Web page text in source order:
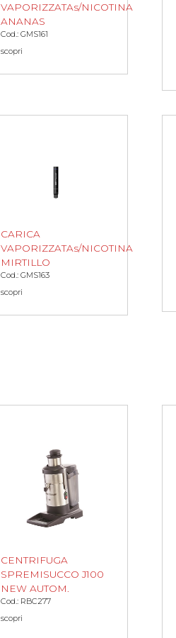
VAPORIZZATAs/NICOTINA
ANANAS
Cod.: GMS161
scopri
CARICA
VAPORIZZATAs/NICOTINA
MIRTILLO
Cod.: GMS163
scopri
CENTRIFUGA
SPREMISUCCO J100
NEW AUTOM.
Cod.: RBC277
scopri